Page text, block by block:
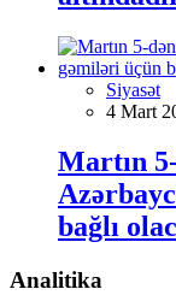
Siyasət
4 Mart
Martın
bağlı
Analitika